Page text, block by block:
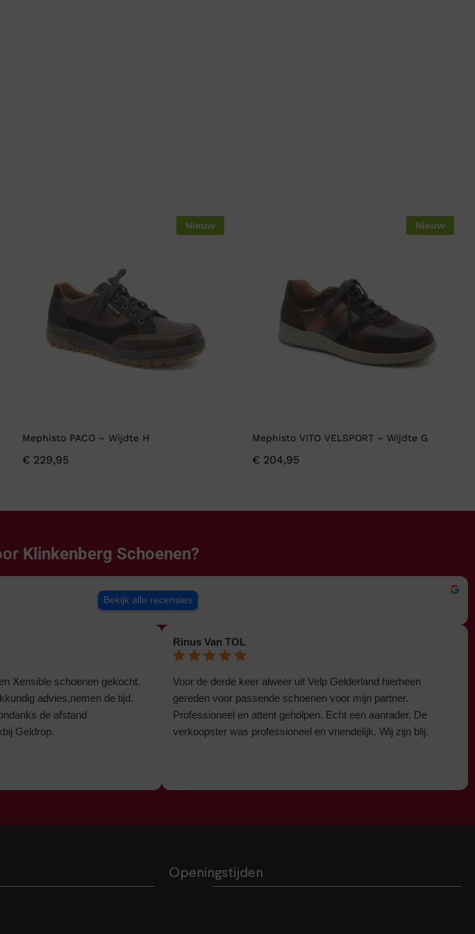
Nieuw
Mephisto PACO – Wijdte H
€ 229,95
Nieuw
Mephisto VITO VELSPORT – Wijdte G
€ 204,95
Klinkenberg Schoenen?
Bekijk alle recensies
Xensible schoenen gekocht.
advies,nemen de tijd.
de afstand
Geldrop.
Rinus Van TOL
Voor de derde keer alweer uit Velp Gelderland hierheen
gereden voor passende schoenen voor mijn partner.
Professioneel en attent geholpen. Echt een aanrader. De
verkoopster was professioneel en vriendelijk. Wij zijn blij.
Openingstijden